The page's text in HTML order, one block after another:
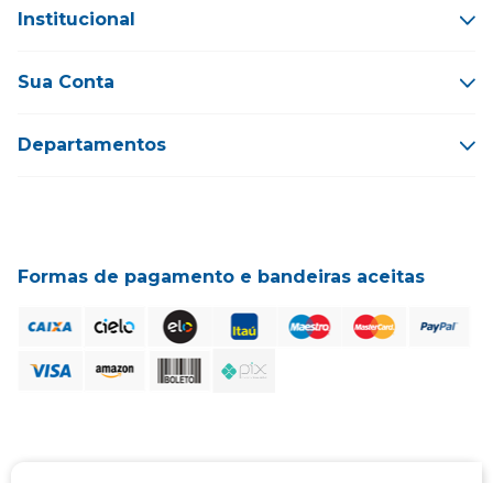
Institucional
Sua Conta
Departamentos
Formas de pagamento e bandeiras aceitas